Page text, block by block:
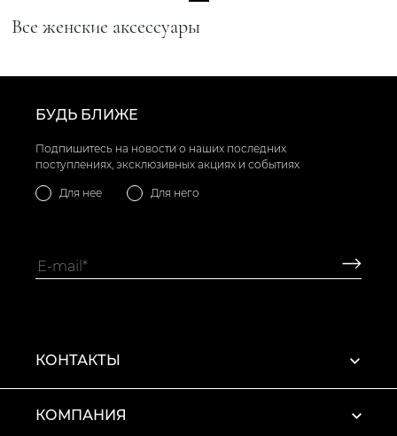
Все женские аксессуары
БУДЬ БЛИЖЕ
Подпишитесь на новости о наших последних
поступлениях, эксклюзивных акциях и событиях
Для нее Для него
КОНТАКТЫ
КОМПАНИЯ